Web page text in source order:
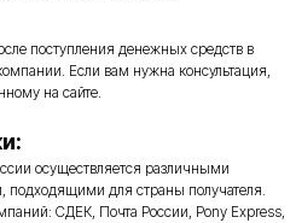
поступления денежных средств в
Если вам нужна консультация,
на сайте.
осуществляется различными
для страны получателя.
СДЕК, Почта России, Pony Express,